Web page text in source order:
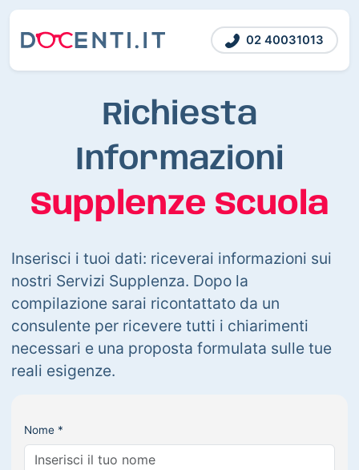
02 40031013
Richiesta
Informazioni
Supplenze Scuola
Inserisci i tuoi dati: riceverai informazioni sui
nostri Servizi Supplenza. Dopo la
compilazione sarai ricontattato da un
consulente per ricevere tutti i chiarimenti
necessari e una proposta formulata sulle tue
reali esigenze.
Nome *